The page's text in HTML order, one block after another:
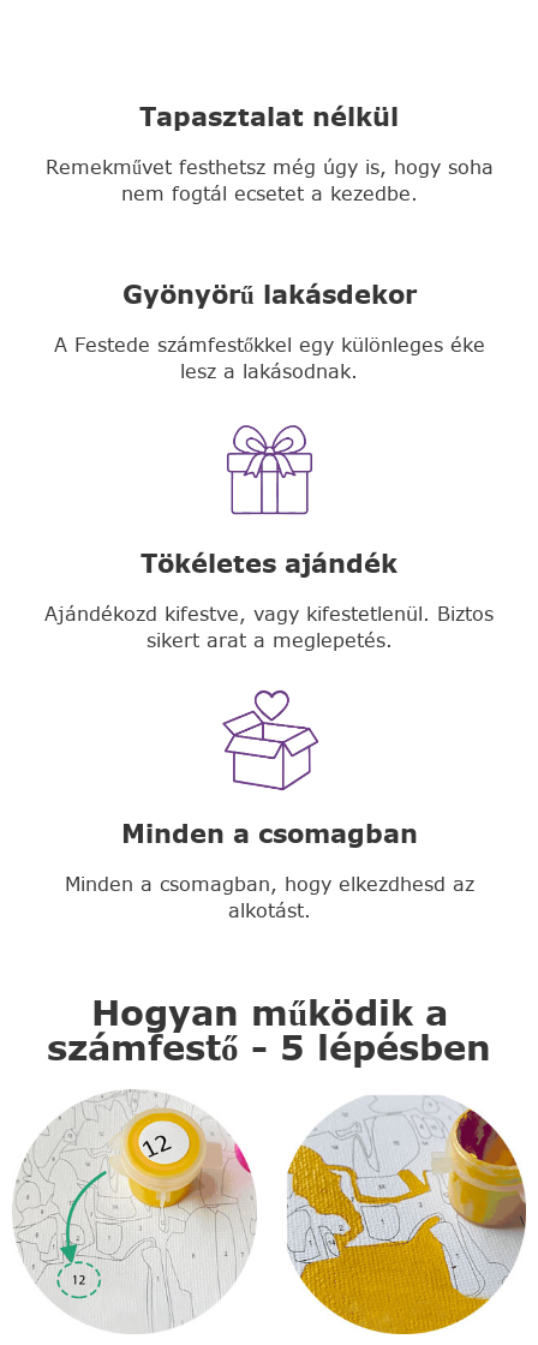
Tapasztalat nélkül
Remekművet festhetsz még úgy is, hogy soha
nem fogtál ecsetet a kezedbe.
Gyönyörű lakásdekor
A Festede számfestőkkel egy különleges éke
lesz a lakásodnak.
Tökéletes ajándék
Ajándékozd kifestve, vagy kifestetlenül. Biztos
sikert arat a meglepetés.
Minden a csomagban
Minden a csomagban, hogy elkezdhesd az
alkotást.
Hogyan működik a
számfestő - 5 lépésben